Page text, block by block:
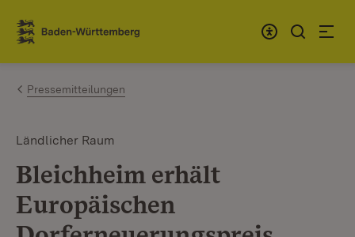
Zum Inhalt springen
Link zur Startseite
Pressemitteilungen
Ländlicher Raum
Bleichheim erhält
Europäischen